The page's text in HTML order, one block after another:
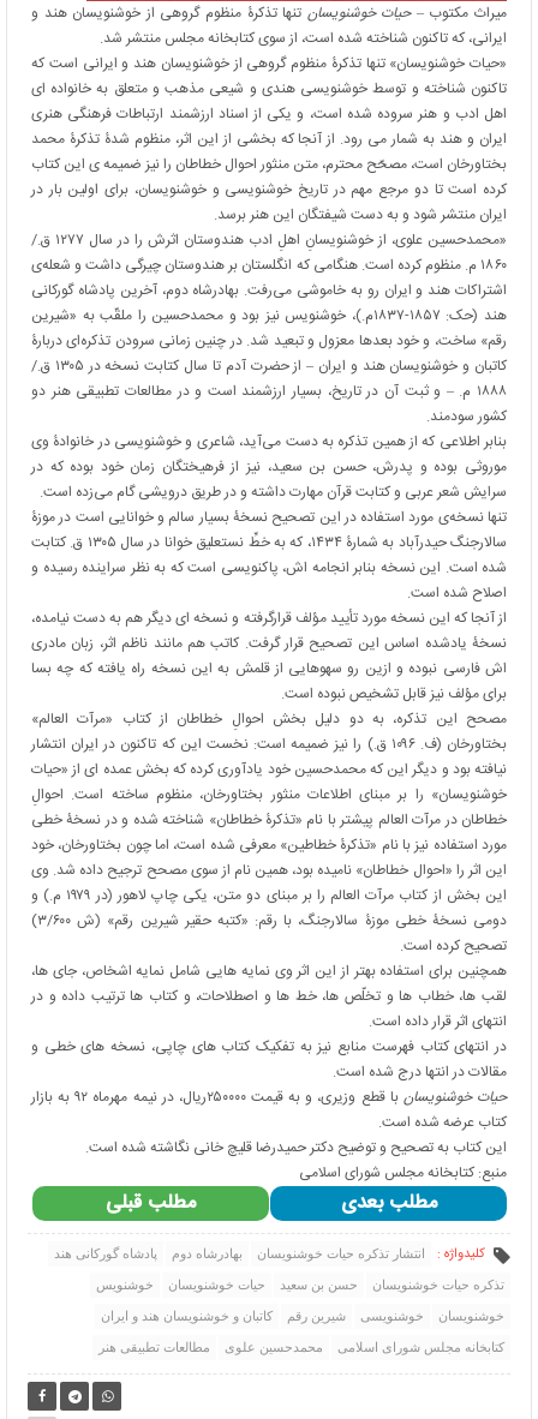
میراث مکتوب –حیات خوشنویسان تنها تذکرۀ منظوم گروهی از خوشنویسان هند و
ایرانی، که تاکنون شناخته شده است، از سوی کتابخانه مجلس منتشر شد.
«حیات خوشنویسان» تنها تذکرۀ منظوم گروهی از خوشنویسان هند و ایرانی است که
تاکنون شناخته و توسط خوشنویسی هندی و شیعی مذهب و متعلق به خانواده ای
اهل ادب و هنر سروده شده است، و یکی از اسناد ارزشمند ارتباطات فرهنگی هنری
ایران و هند به شمار می رود. از آنجا که بخشی از این اثر، منظوم شدۀ تذکرۀ محمد
بختاورخان است، مصحّح محترم، متن منثور احوال خطاطان را نیز ضمیمه ی این کتاب
کرده است تا دو مرجع مهم در تاریخ خوشنویسی و خوشنویسان، برای اولین بار در
ایران منتشر شود و به دست شیفتگان این هنر برسد.
«محمدحسین علوی، از خوشنویسانِ اهلِ ادب هندوستان اثرش را در سال ۱۲۷۷ ق./
۱۸۶۰ م. منظوم کرده است. هنگامی که انگلستان بر هندوستان چیرگی داشت و شعله‌ی
اشتراکات هند و ایران رو به خاموشی می‌رفت. بهادرشاه دوم، آخرین پادشاه گورکانی
هند (حک: ۱۸۵۷-۱۸۳۷م.)، خوشنویس نیز بود و محمدحسین را ملقّب به «شیرین
رقم» ساخت، و خود بعدها معزول و تبعید شد. در چنین زمانی سرودن تذکره‌ای دربارۀ
کاتبان و خوشنویسان هند و ایران – از حضرت آدم تا سال کتابت نسخه در ۱۳۰۵ ق./
۱۸۸۸ م. – و ثبت آن در تاریخ، بسیار ارزشمند است و در مطالعات تطبیقی هنر دو
کشور سودمند.
بنابر اطلاعی که از همین تذکره به دست می‌آید، شاعری و خوشنویسی در خانوادۀ وی
موروثی بوده و پدرش، حسن بن سعید، نیز از فرهیختگان زمان خود بوده که در
سرایش شعر عربی و کتابت قرآن مهارت داشته و در طریق درویشی گام می‌زده است.
تنها نسخه‌ی مورد استفاده در این تصحیح نسخۀ بسیار سالم و خوانایی است در موزۀ
سالارجنگ حیدرآباد به شمارۀ ۱۴۳۴، که به خطِّ نستعلیق خوانا در سال ۱۳۰۵ ق. کتابت
شده است. این نسخه بنابر انجامه اش، پاکنویسی است که به نظر سراینده رسیده و
اصلاح شده است.
از آنجا که این نسخه مورد تأیید مؤلف قرارگرفته و نسخه ای دیگر هم به دست نیامده،
نسخۀ یادشده اساس این تصحیح قرار گرفت. کاتب هم مانند ناظم اثر، زبان مادری
اش فارسی نبوده و ازین رو سهوهایی از قلمش به این نسخه راه یافته که چه بسا
برای مؤلف نیز قابل تشخیص نبوده است.
مصحح این تذکره، به دو دلیل بخش احوالِ خطاطان از کتاب «مرآت العالم»
بختاورخان (ف. ۱۰۹۶ ق.) را نیز ضمیمه است: نخست این که تاکنون در ایران انتشار
نیافته بود و دیگر این که محمدحسین خود یادآوری کرده که بخش عمده ای از «حیات
خوشنویسان» را بر مبنای اطلاعات منثور بختاورخان، منظوم ساخته است. احوالِ
خطاطان در مرآت العالم پیشتر با نام «تذکرۀ خطاطان» شناخته شده و در نسخۀ خطی
مورد استفاده نیز با نام «تذکرۀ خطاطین» معرفی شده است، اما چون بختاورخان، خود
این اثر را «احوال خطاطان» نامیده بود، همین نام از سوی مصحح ترجیح داده شد. وی
این بخش از کتاب مرآت العالم را بر مبنای دو متن، یکی چاپ لاهور (در ۱۹۷۹ م.) و
دومی نسخۀ خطی موزۀ سالارجنگ، با رقم: «کتبه حقیر شیرین رقم» (ش ۳/۶۰۰)
تصحیح کرده است.
همچنین برای استفاده بهتر از این اثر وی نمایه هایی شامل نمایه اشخاص، جای ها،
لقب ها، خطاب ها و تخلّص ها، خط ها و اصطلاحات، و کتاب ها ترتیب داده و در
انتهای اثر قرار داده است.
در انتهای کتاب فهرست منابع نیز به تفکیک کتاب های چاپی، نسخه های خطی و
مقالات در انتها درج شده است.
حیات خوشنویسان
با قطع وزیری، و به قیمت ۲۵۰۰۰۰ریال، در نیمه مهرماه ۹۲ به بازار
کتاب عرضه شده است.
این کتاب به تصحیح و توضیح دکتر حمیدرضا قلیچ ‌خانی نگاشته شده است.
منبع: کتابخانه مجلس شورای اسلامی
مطلب قبلی مطلب بعدی
کلیدواژه : انتشار تذکره حیات خوشنویسان بهادرشاه دوم پادشاه گورکانی هند
تذکره حیات خوشنویسان حسن بن سعید حیات خوشنویسان خوشنویس
خوشنویسان خوشنویسی شیرین رقم کاتبان و خوشنویسان هند و ایران
کتابخانه مجلس شورای اسلامی محمدحسین علوی مطالعات تطبیقی هنر